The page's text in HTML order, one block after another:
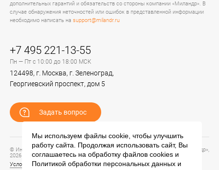
дополнительных гарантий и обязательств со стороны компании «Миландр». В
случае обнаружения неточностей или ошибок в представленной информации
необходимо написать на support@milandr.ru
+7 495 221-13-55
Пн — Пт с 10:00 до 18:00 МСК
124498, г. Москва, г. Зеленоград,
Георгиевский проспект, дом 5
Задать вопрос
© Информационный портал технической поддержки ЦП ИС АО «ПКК Миландр»,
2026
Условия предоставления и использования информации
Мы используем файлы cookie, чтобы улучшить
работу сайта. Продолжая использовать сайт, Вы
соглашаетесь на обработку файлов cookies и
Политикой обработки персональных данных и